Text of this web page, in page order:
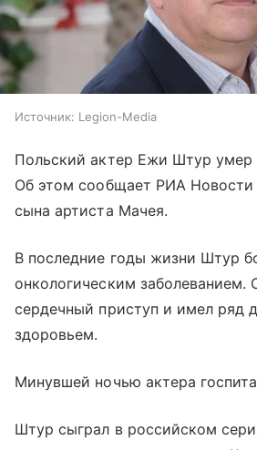
Источник: Legion-Media
Польский актер Ежи Штур умер
Об этом сообщает РИА Новости
сына артиста Мачея.
В последние годы жизни Штур
онкологическим заболеванием.
сердечный приступ и имел ряд
здоровьем.
Минувшей ночью актера
Штур сыграл в российском